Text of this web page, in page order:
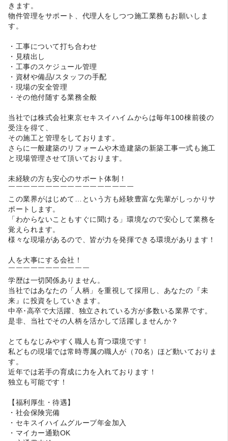
きます。
物件管理をサポート、代理人をしつつ施工業務もお願いしま
す。
・工事について打ち合わせ
・見積出し
・工事のスケジュール管理
・資材や備品/スタッフの手配
・現場の安全管理
・その他付随する業務全般
当社では株式会社東京セキスイハイムからは毎年100棟前後の
受注を得て、
その施工と管理をしております。
さらに一般建築のリフォームや木造建築の新築工事一式も施工
と現場管理させて頂いております。
未経験の方も安心のサポート体制！
￣￣￣￣￣￣￣￣￣￣￣￣￣￣￣￣￣
この業界がはじめて…という方も経験豊富な先輩がしっかりサ
ポートします。
「わからないこともすぐに聞ける」環境なので安心して業務を
覚えられます。
様々な現場があるので、皆が力を発揮できる環境があります！
人を大事にする会社！
￣￣￣￣￣￣￣￣￣￣￣
学歴は一切関係ありません。
当社ではあなたの「人柄」を重視して採用し、あなたの『未
来』に投資をしていきます。
中卒･高卒で大活躍、独立されている方が多数いる業界です。
是非、当社でその人柄を活かして活躍しませんか？
とてもなじみやすく職人も育つ環境です！
私どもの現場では常時専属の職人が（70名）ほど動いておりま
す。
近年では若手の育成に力を入れております！
独立も可能です！
【福利厚生・待遇】
・社会保険完備
・セキスイハイムグループ年金加入
・マイカー通勤OK